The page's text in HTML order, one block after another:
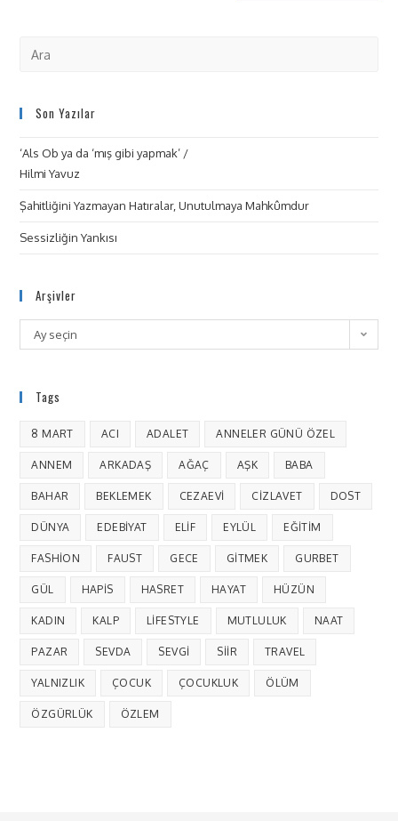
Son Yazılar
‘Als Ob ya da ‘mış gibi yapmak’ /
Hilmi Yavuz
Şahitliğini Yazmayan Hatıralar, Unutulmaya Mahkûmdur
Sessizliğin Yankısı
Arşivler
Ay seçin
Tags
8 MART ACI ADALET ANNELER GÜNÜ ÖZEL
ANNEM ARKADAŞ AĞAÇ AŞK BABA
BAHAR BEKLEMEK CEZAEVI CIZLAVET DOST
DÜNYA EDEBIYAT ELIF EYLÜL EĞITIM
FASHION FAUST GECE GITMEK GURBET
GÜL HAPIS HASRET HAYAT HÜZÜN
KADIN KALP LIFESTYLE MUTLULUK NAAT
PAZAR SEVDA SEVGI SIIR TRAVEL
YALNIZLIK ÇOCUK ÇOCUKLUK ÖLÜM
ÖZGÜRLÜK ÖZLEM